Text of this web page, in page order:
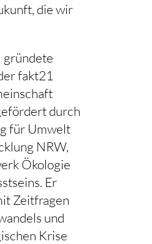
die wir
gründete
fakt21
durch
für Umwelt
NRW,
Ökologie
Er
Zeitfragen
und
Krise